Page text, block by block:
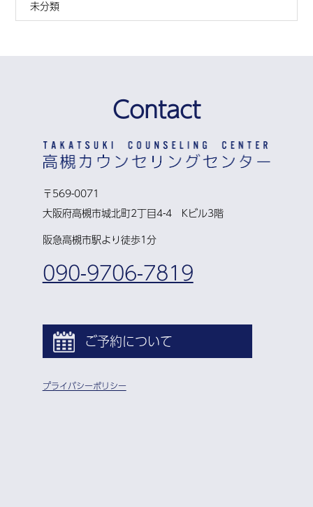
未分類
Contact
〒569-0071
大阪府高槻市城北町2丁目4-4 Kビル3階
阪急高槻市駅より徒歩1分
090-9706-7819
ご予約について
プライバシーポリシー